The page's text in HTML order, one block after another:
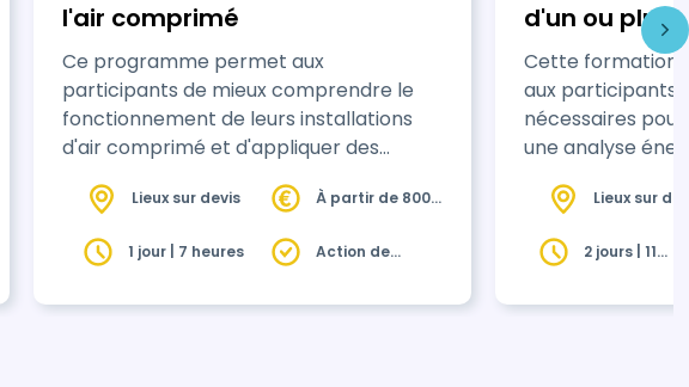
l'air comprimé
Ce programme permet aux
participants de mieux comprendre le
fonctionnement de leurs installations
d'air comprimé et d'appliquer des
consommation d’énergie.
Lieux sur devis
À partir de 800€
1 jour | 7 heures
Action de
d'un ou
méthode
Cette formation
aux participants
nécessaires
une analyse
d’identifier et
actions
Lieux sur
2 jours | 11